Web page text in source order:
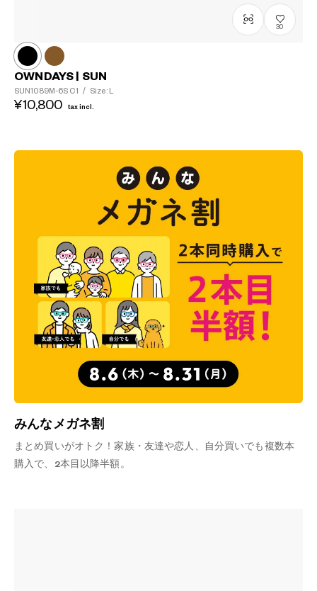
みんなメガネ割
まとめ買いがオトク！家族・友達や恋人、自分買いでも複数本
購入で、2本目以降半額。
30
OWNDAYS | SUN
SUN1089M-6S C1 / Size: L
¥10,800 tax incl.